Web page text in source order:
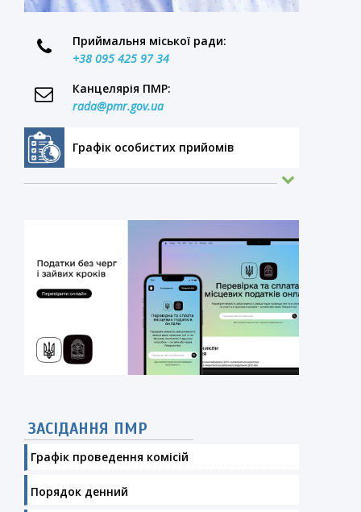
Приймальня міської ради:
+38 095 425 97 34
Канцелярія ПМР:
rada@pmr.gov.ua
Графік особистих прийомів
ЗАСІДАННЯ ПМР
Графік проведення комісій
Порядок денний